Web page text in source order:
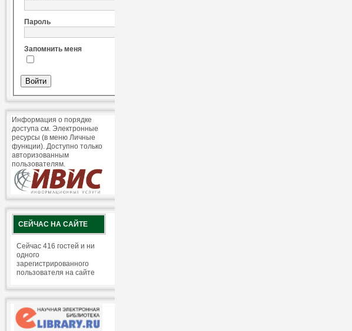
Пароль
Запомнить меня
Информация о порядке
доступа см. Электронные
ресурсы (в меню Личные
функции). Доступно только
авторизованным
пользователям.
СЕЙЧАС НА САЙТЕ
Сейчас 416 гостей и ни
одного
зарегистрированного
пользователя на сайте